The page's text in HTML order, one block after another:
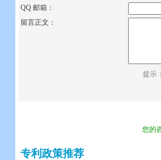
QQ 邮箱：
留言正文：
提示
您的
专利政策推荐